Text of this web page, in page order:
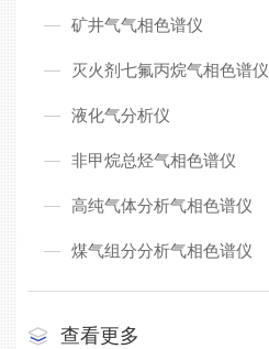
矿井气气相色谱仪
灭火剂七氟丙烷气相色谱仪
液化气分析仪
非甲烷总烃气相色谱仪
高纯气体分析气相色谱仪
煤气组分分析气相色谱仪
查看更多